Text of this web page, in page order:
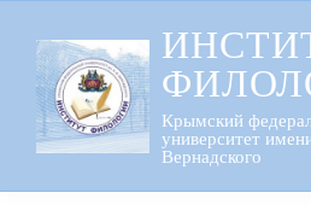
содержанию
Крымский
университет
Вернадского